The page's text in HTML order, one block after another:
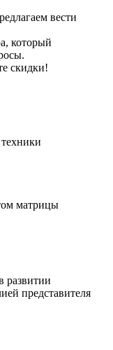
вести
который
скидки!
матрицы
развитии
представителя